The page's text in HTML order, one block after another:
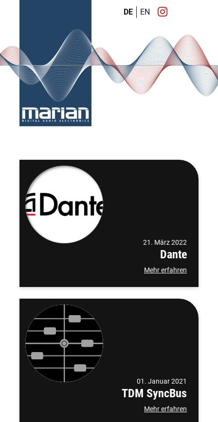
DE EN
21. März 2022
Dante
Mehr erfahren
01. Januar 2021
TDM SyncBus
Mehr erfahren